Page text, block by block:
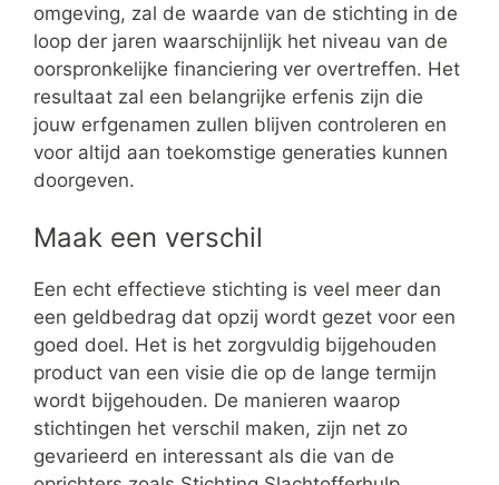
omgeving, zal de waarde van de stichting in de
loop der jaren waarschijnlijk het niveau van de
oorspronkelijke financiering ver overtreffen. Het
resultaat zal een belangrijke erfenis zijn die
jouw erfgenamen zullen blijven controleren en
voor altijd aan toekomstige generaties kunnen
doorgeven.
Maak een verschil
Een echt effectieve stichting is veel meer dan
een geldbedrag dat opzij wordt gezet voor een
goed doel. Het is het zorgvuldig bijgehouden
product van een visie die op de lange termijn
wordt bijgehouden. De manieren waarop
stichtingen het verschil maken, zijn net zo
gevarieerd en interessant als die van de